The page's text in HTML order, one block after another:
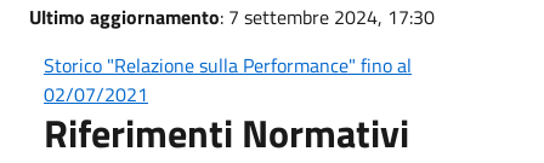
Ultimo aggiornamento: 7 settembre 2024, 17:30
Storico "Relazione sulla Performance" fino al
02/07/2021
Riferimenti Normativi